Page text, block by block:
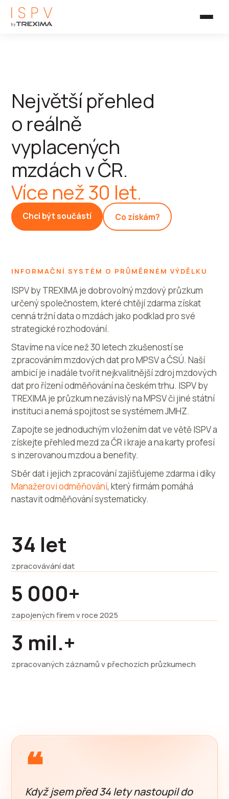
Největší přehled
o reálně
vyplacených
mzdách v ČR.
Více než 30 let.
Chci být součástí Co získám?
INFORMAČNÍ SYSTÉM O PRŮMĚRNÉM VÝDĚLKU
ISPV by TREXIMA je dobrovolný mzdový průzkum
určený společnostem, které chtějí zdarma získat
cenná tržní data o mzdách jako podklad pro své
strategické rozhodování.
Stavíme na více než 30 letech zkušeností se
zpracováním mzdových dat pro MPSV a ČSÚ. Naší
ambicí je i nadále tvořit nejkvalitnější zdroj mzdových
dat pro řízení odměňování na českém trhu. ISPV by
TREXIMA je průzkum nezávislý na MPSV či jiné státní
instituci a nemá spojitost se systémem JMHZ.
Zapojte se jednoduchým vložením dat ve větě ISPV a
získejte přehled mezd za ČR i kraje a na karty profesí
s inzerovanou mzdou a benefity.
Sběr dat i jejich zpracování zajišťujeme zdarma i díky
Manažerovi odměňování, který firmám pomáhá
nastavit odměňování systematicky.
34 let
zpracovávání dat
5 000+
zapojených firem v roce 2025
3 mil.+
zpracovaných záznamů v přechozích průzkumech
❝
Když jsem před 34 lety nastoupil do